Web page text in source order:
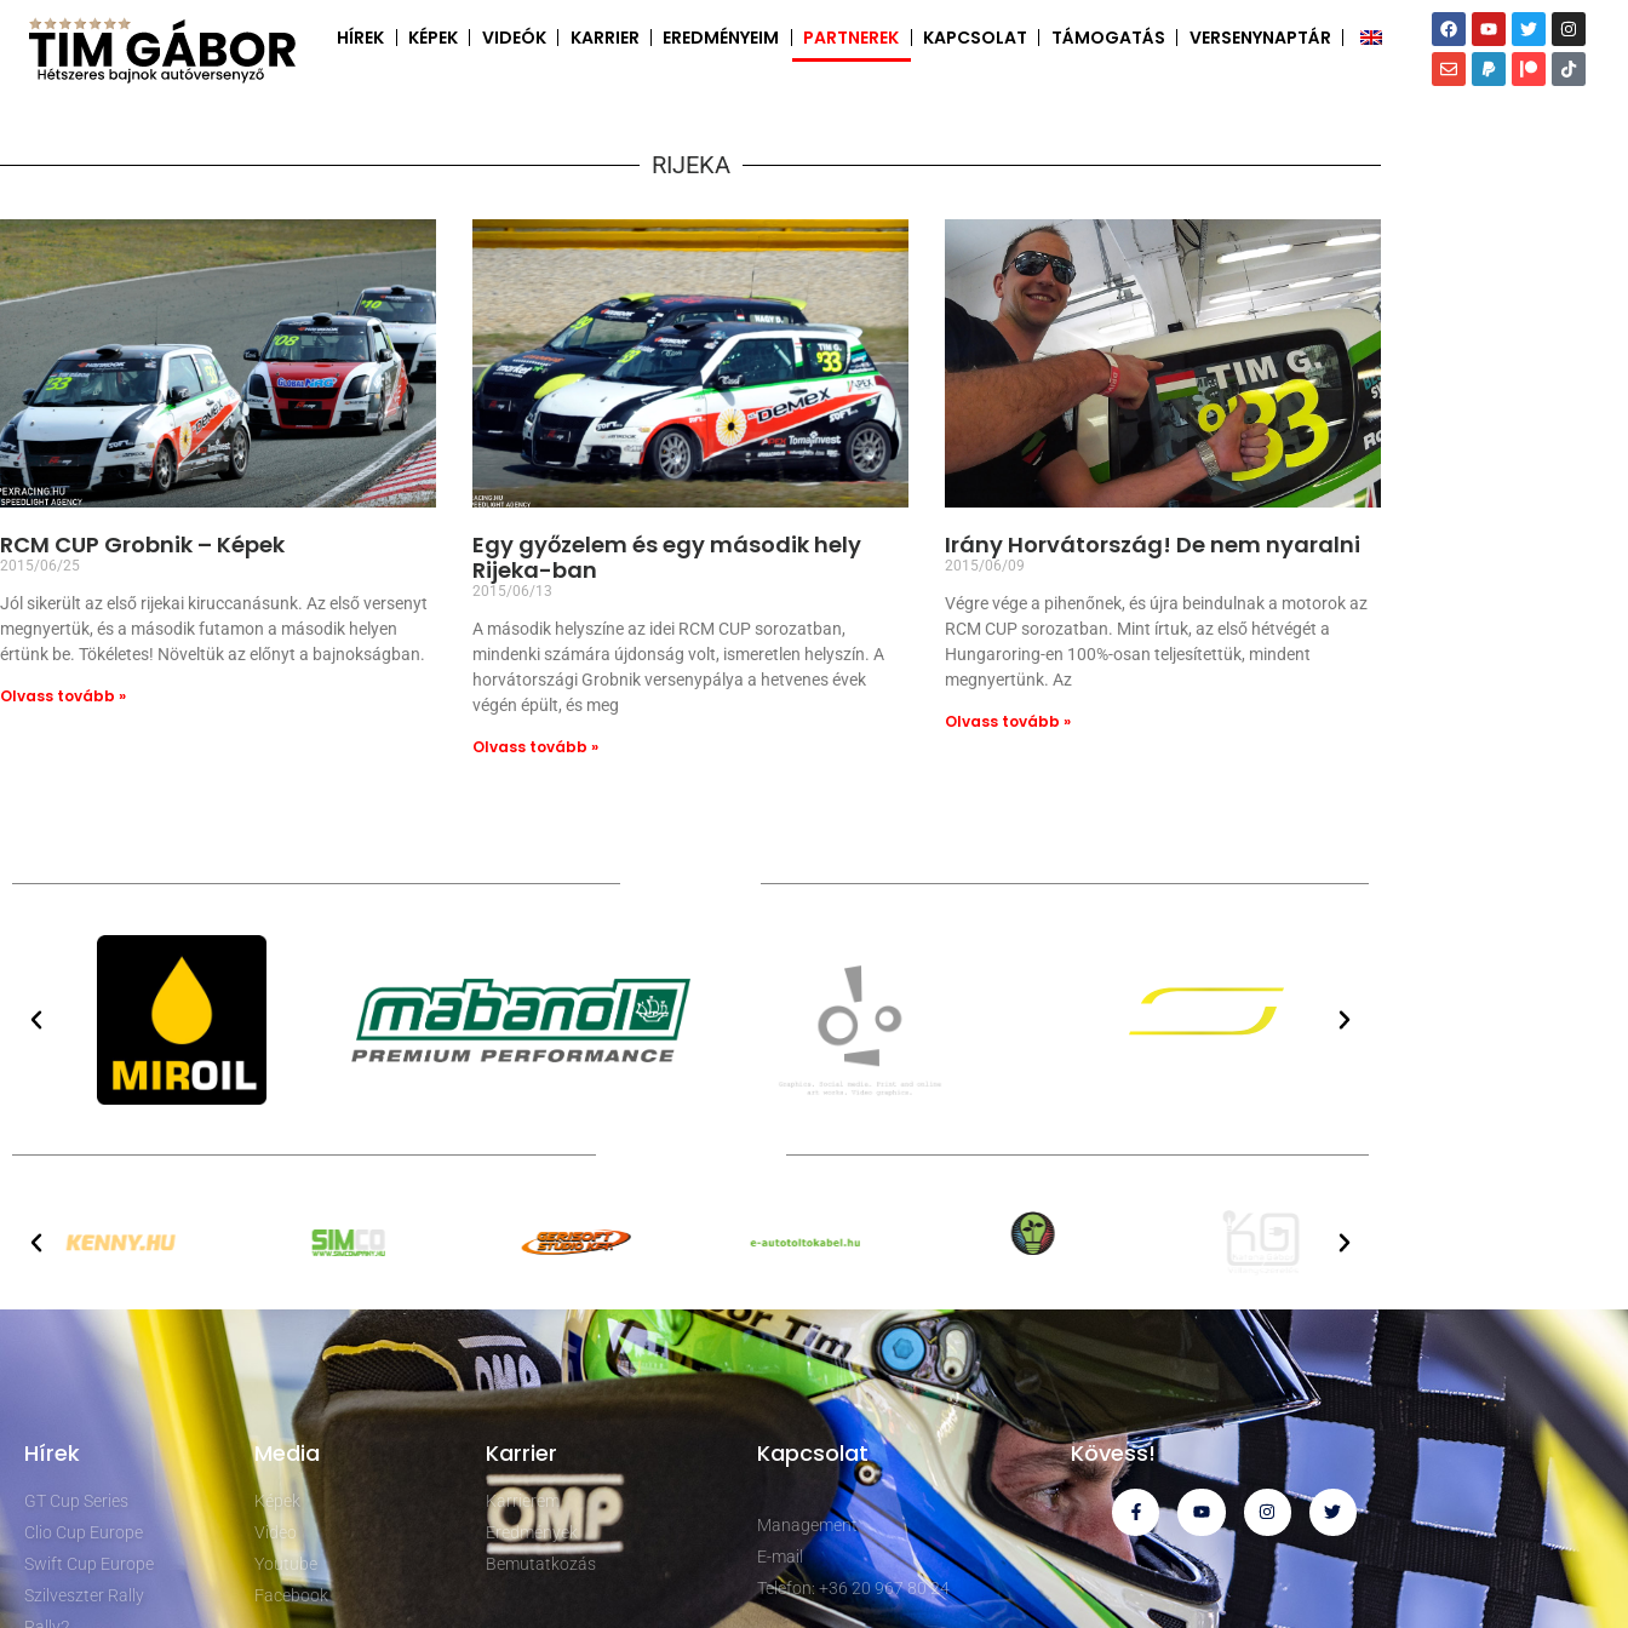
HÍREK KÉPEK VIDEÓK KARRIER EREDMÉNYEIM PARTNEREK KAPCSOLAT TÁMOGATÁS VERSENYNAPTÁR
RIJEKA
RCM CUP Grobnik – Képek
2015/06/25
Jól sikerült az első rijekai kiruccanásunk. Az első versenyt
megnyertük, és a második futamon a második helyen
értünk be. Tökéletes! Növeltük az előnyt a bajnokságban.
Olvass tovább »
Egy győzelem és egy második hely
Rijeka-ban
2015/06/13
A második helyszíne az idei RCM CUP sorozatban,
mindenki számára újdonság volt, ismeretlen helyszín. A
horvátországi Grobnik versenypálya a hetvenes évek
végén épült, és meg
Olvass tovább »
Irány Horvátország! De nem nyaralni
2015/06/09
Végre vége a pihenőnek, és újra beindulnak a motorok az
RCM CUP sorozatban. Mint írtuk, az első hétvégét a
Hungaroring-en 100%-osan teljesítettük, mindent
megnyertünk. Az
Olvass tovább »
Hírek
GT Cup Series
Clio Cup Europe
Swift Cup Europe
Szilveszter Rally
Media
Képek
Video
Youtube
Facebook
Karrier
Karrierem
Eredmények
Bemutatkozás
Kapcsolat
Management
E-mail
Telefon: +36 20 967 80 24
Kövess!